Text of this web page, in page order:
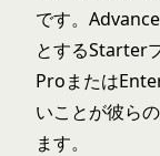
です。
とするStarter
Proまたは
いことが彼ら
ます。